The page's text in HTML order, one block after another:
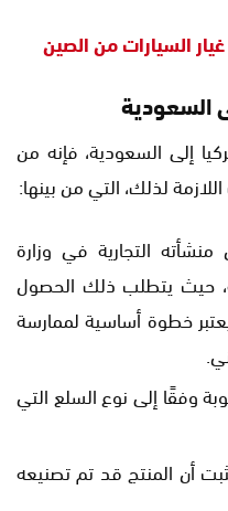
السيارات من الصين
السعودية
إلى السعودية، فإنه من
لذلك، التي من بينها:
التجارية في وزارة
حيث يتطلب ذلك الحصول
خطوة أساسية لممارسة
وفقًا إلى نوع السلع التي
أن المنتج قد تم تصنيعه